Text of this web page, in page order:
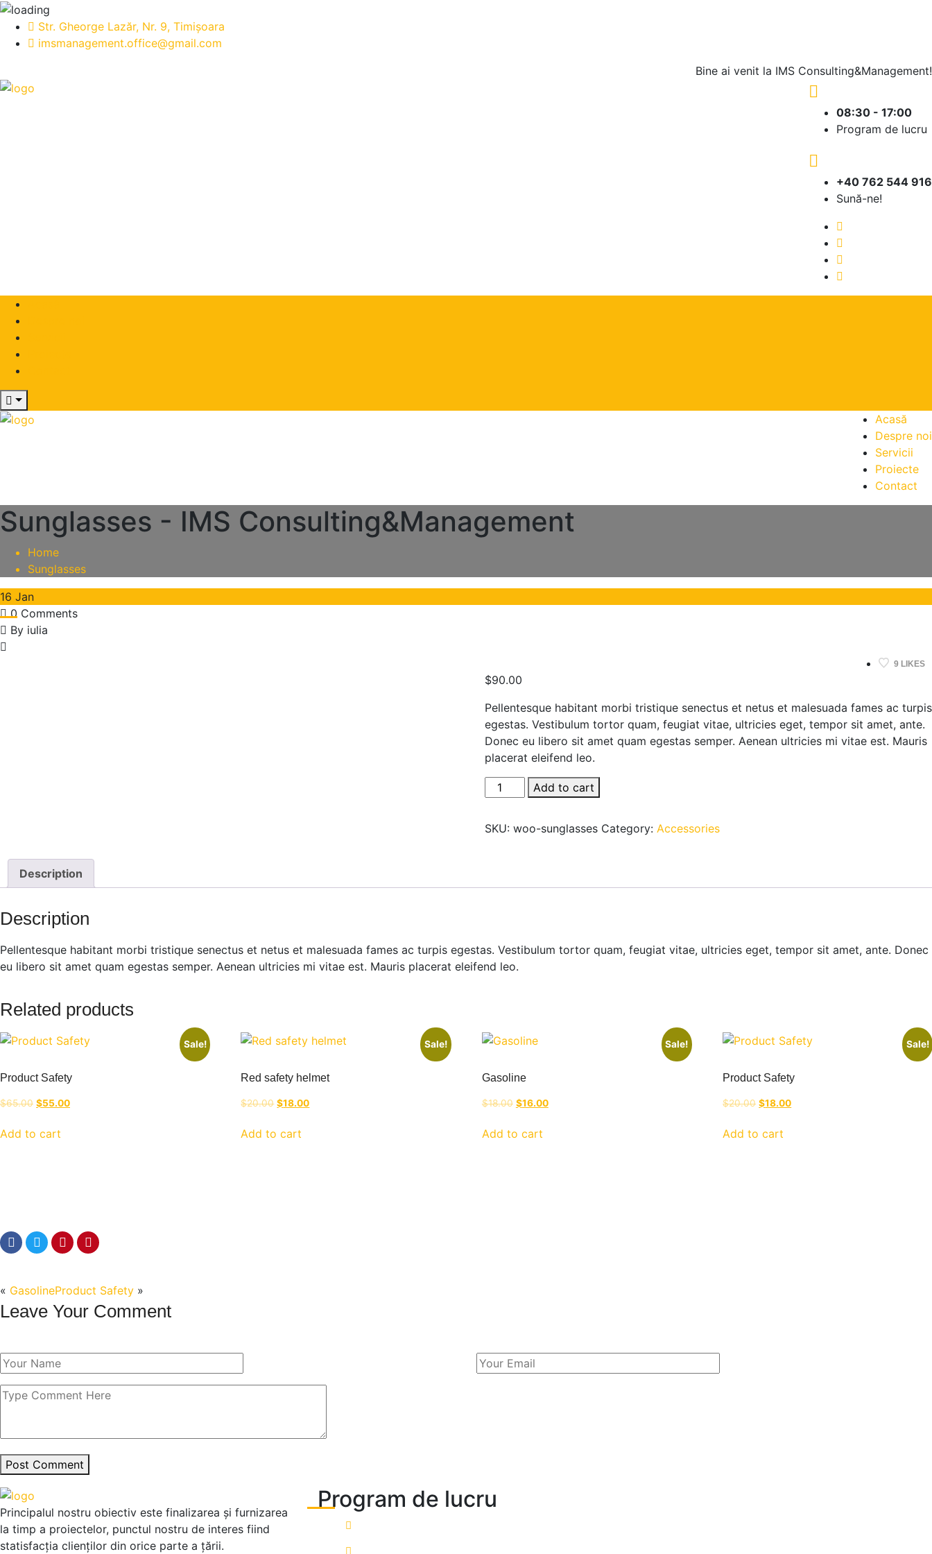
Str. Gheorge Lazăr, Nr. 9, Timișoara
imsmanagement.office@gmail.com
Bine ai venit la IMS Consulting&Management!
08:30 - 17:00
Program de lucru
+40 762 544 916
Sună-ne!
Acasă
Despre noi
Servicii
Proiecte
Contact
Sunglasses - IMS Consulting&Management
Home
Sunglasses
16 Jan
0 Comments
By iulia
9 LIKES
$90.00
Pellentesque habitant morbi tristique senectus et netus et malesuada fames ac turpis
egestas. Vestibulum tortor quam, feugiat vitae, ultricies eget, tempor sit amet, ante.
Donec eu libero sit amet quam egestas semper. Aenean ultricies mi vitae est. Mauris
placerat eleifend leo.
Sunglasses
quantity
Add to cart
SKU: woo-sunglasses Category: Accessories
Description
Description
Pellentesque habitant morbi tristique senectus et netus et malesuada fames ac turpis egestas. Vestibulum tortor quam, feugiat vitae, ultricies eget, tempor sit amet, ante. Donec
eu libero sit amet quam egestas semper. Aenean ultricies mi vitae est. Mauris placerat eleifend leo.
Related products
Sale!
Product Safety
$65.00 Original
was:
$55.00Current
Add to cart
Sale!
Red safety helmet
$20.00 Original
was:
$18.00Current
Add to cart
Sale!
Gasoline
$18.00 Original
was:
$16.00Current
Add to cart
Sale!
Product Safety
$20.00 Original
was:
$18.00Current
Add to cart
« GasolineProduct Safety »
Leave Your Comment
Post Comment
Principalul nostru obiectiv este finalizarea și furnizarea
la timp a proiectelor, punctul nostru de interes fiind
statisfacția clienților din orice parte a țării.
Program de lucru